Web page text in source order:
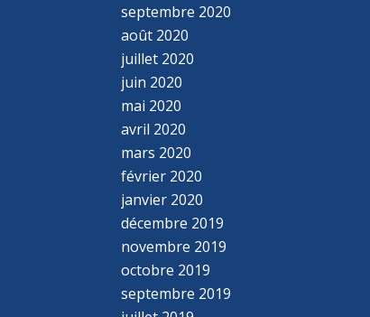
septembre 2020
août 2020
juillet 2020
juin 2020
mai 2020
avril 2020
mars 2020
février 2020
janvier 2020
décembre 2019
novembre 2019
octobre 2019
septembre 2019